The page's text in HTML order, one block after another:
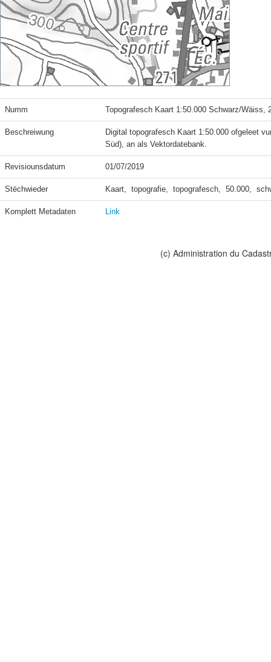
Numm Topografesch Kaart 1:50.000 Schwarz/Wäiss,
Beschreiwung
Digital topografesch Kaart 1:50.000 ofgeleet
Süd), an als Vektordatebank.
Revisiounsdatum 01/07/2019
Stëchwieder Kaart,  topografie,  topografesch,  50.000,
Komplett Metadaten Link
(c) Administration du